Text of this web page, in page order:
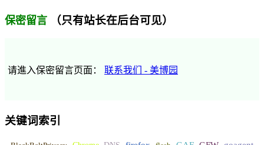
保密留言 （只有站长在后台可见）
请進入保密留言页面： 联系我们 - 美博园
关键词索引